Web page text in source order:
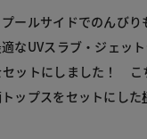
ールサイドでのんび
なUVスラブ・ジェッ
セットにしました！
ップスをセットにした